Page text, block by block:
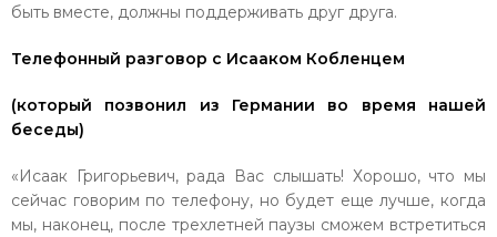
быть вместе, должны поддерживать друг друга.
Телефонный разговор с Исааком Кобленцем
(который позвонил из Германии во время нашей
беседы)
«Исаак Григорьевич, рада Вас слышать! Хорошо, что мы
сейчас говорим по телефону, но будет еще лучше, когда
мы, наконец, после трехлетней паузы сможем встретиться